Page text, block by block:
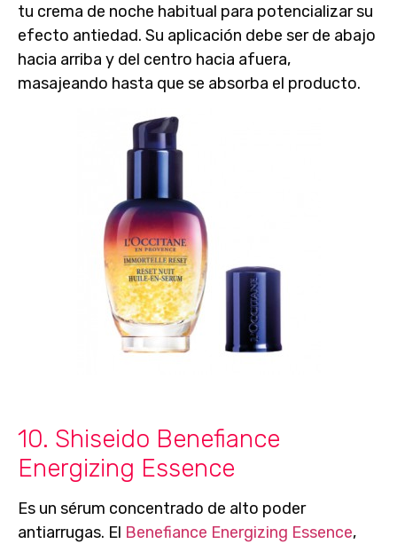
tu crema de noche habitual para potencializar su
efecto antiedad. Su aplicación debe ser de abajo
hacia arriba y del centro hacia afuera,
masajeando hasta que se absorba el producto.
10. Shiseido Benefiance
Energizing Essence
Es un sérum concentrado de alto poder
antiarrugas. El Benefiance Energizing Essence,